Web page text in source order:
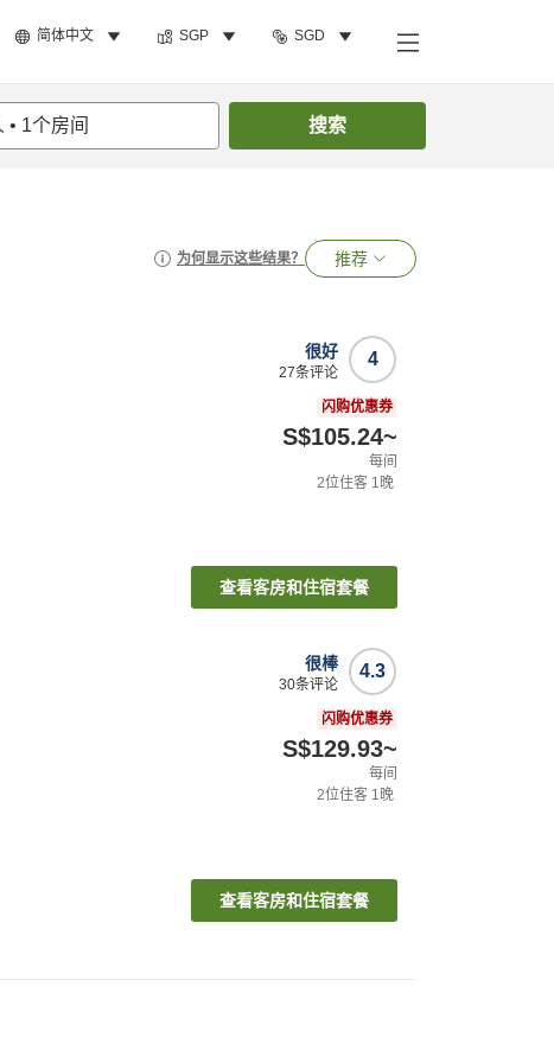
简体中文 SGP SGD
• 1个房间 搜索
为何显示这些结果？ 推荐
4
很好
27条评论
闪购优惠券
S$105.24~
每间
2位住客 1晚
查看客房和住宿套餐
4.3
很棒
30条评论
闪购优惠券
S$129.93~
每间
2位住客 1晚
查看客房和住宿套餐